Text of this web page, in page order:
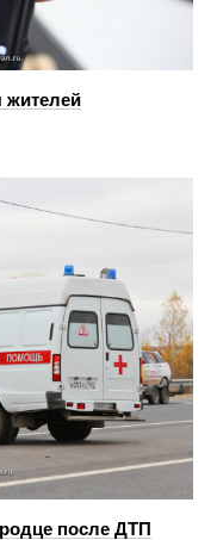
жителей
после ДТП